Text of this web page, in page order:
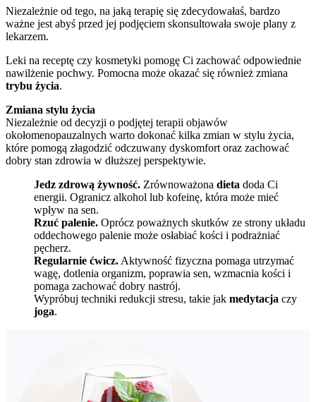
Niezależnie od tego, na jaką terapię się zdecydowałaś, bardzo
ważne jest abyś przed jej podjęciem skonsultowała swoje plany z
lekarzem.
Leki na receptę czy kosmetyki pomogę Ci zachować odpowiednie
nawilżenie pochwy. Pomocna może okazać się również zmiana
trybu życia.
Zmiana stylu życia
Niezależnie od decyzji o podjętej terapii objawów
okołomenopauzalnych warto dokonać kilka zmian w stylu życia,
które pomogą złagodzić odczuwany dyskomfort oraz zachować
dobry stan zdrowia w dłuższej perspektywie.
Jedz zdrową żywność. Zrównoważona dieta doda Ci
energii. Ogranicz alkohol lub kofeinę, która może mieć
wpływ na sen.
Rzuć palenie. Oprócz poważnych skutków ze strony układu
oddechowego palenie może osłabiać kości i podrażniać
pęcherz.
Regularnie ćwicz. Aktywność fizyczna pomaga utrzymać
wagę, dotlenia organizm, poprawia sen, wzmacnia kości i
pomaga zachować dobry nastrój.
Wypróbuj techniki redukcji stresu, takie jak medytacja czy
joga.